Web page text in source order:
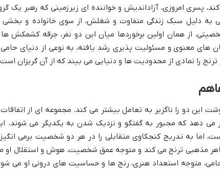
پسری امروزی، آزاداندیش و خواننده ای زیرزمینی که رهبر یک
به دلیل سبک زندگی متفاوت و شغلش، از سوی خانواده و بخشی
از همان اولین برخوردها میان این دو نفر، جرقه کشمکش
های معنوی و مسئولیت پذیری رشد یافته، به نوعی از دنیای
را نمادی از محدودیت ها و دنیایی می بیند که از آن گریزان
این دو را ناگزیر به تعامل بیشتر می کند. مجموعه ای از
می دهد که مجبور به گفتگو و نزدیک شدن به یکدیگر می شوند.
اما به تدریج کنجکاوی متقابلی را در هر دو شخصیت برمی
مذهبی ترنج می کند و متوجه عمق شخصیت، هوش و استقلال او
متوجه استعداد هنری، رنج ها و حساسیت های درونی او می